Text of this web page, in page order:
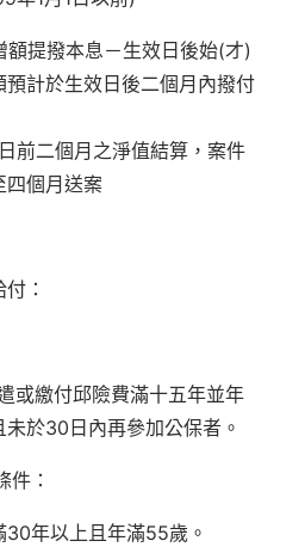
撥本息－生效日後始(才)
計於生效日後二個月內撥付
前二個月之淨值結算，案件
四個月送案
：
付邱險費滿十五年並年
於30日內再參加公保者。
：
以上且年滿55歲。